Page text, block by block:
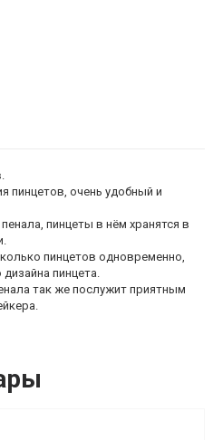
пинцетов, очень удобный и
пинцеты в нём хранятся в
пинцетов одновременно,
пинцета.
так же послужит приятным